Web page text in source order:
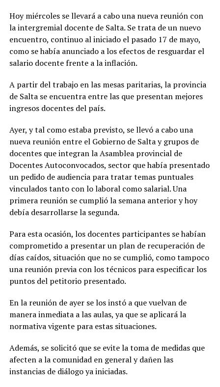
Hoy miércoles se llevará a cabo una nueva reunión con
la intergremial docente de Salta. Se trata de un nuevo
encuentro, continuo al iniciado el pasado 17 de mayo,
como se había anunciado a los efectos de resguardar el
salario docente frente a la inflación.
A partir del trabajo en las mesas paritarias, la provincia
de Salta se encuentra entre las que presentan mejores
ingresos docentes del país.
Ayer, y tal como estaba previsto, se llevó a cabo una
nueva reunión entre el Gobierno de Salta y grupos de
docentes que integran la Asamblea provincial de
Docentes Autoconvocados, sector que había presentado
un pedido de audiencia para tratar temas puntuales
vinculados tanto con lo laboral como salarial. Una
primera reunión se cumplió la semana anterior y hoy
debía desarrollarse la segunda.
Para esta ocasión, los docentes participantes se habían
comprometido a presentar un plan de recuperación de
días caídos, situación que no se cumplió, como tampoco
una reunión previa con los técnicos para especificar los
puntos del petitorio presentado.
En la reunión de ayer se los instó a que vuelvan de
manera inmediata a las aulas, ya que se aplicará la
normativa vigente para estas situaciones.
Además, se solicitó que se evite la toma de medidas que
afecten a la comunidad en general y dañen las
instancias de diálogo ya iniciadas.